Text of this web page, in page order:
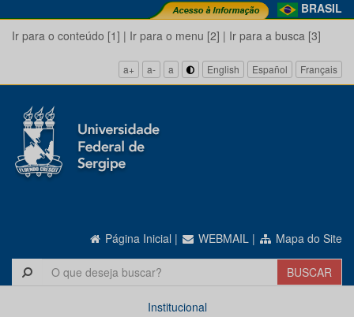
BRASIL
Ir para o conteúdo [1] | Ir para o menu [2] | Ir para a busca [3]
a+ a- a English Español Français
Página Inicial | WEBMAIL | Mapa do Site
Institucional